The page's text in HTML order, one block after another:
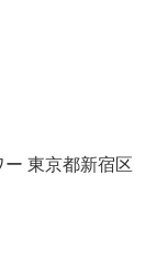
東京都新宿区